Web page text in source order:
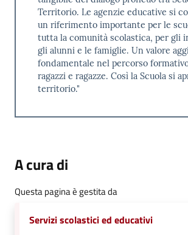
Territorio. Le agenzie educative si
un riferimento importante per le
tutta la comunità scolastica, per gli
gli alunni e le famiglie. Un valore
fondamentale nel percorso
ragazzi e ragazze. Così la Scuola si
territorio."
A cura di
Questa pagina è gestita da
Servizi scolastici ed educativi